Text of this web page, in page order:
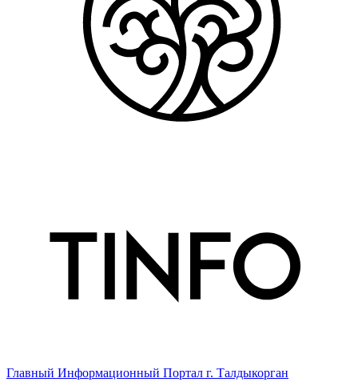
Главный Информационный Портал г. Талдыкорган